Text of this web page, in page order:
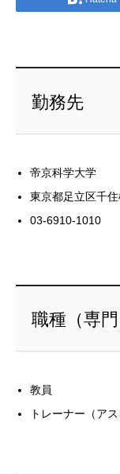
勤務先
帝京科学大学
東京都足立区千
03-6910-1010
職種（専門
教員
トレーナー（ア